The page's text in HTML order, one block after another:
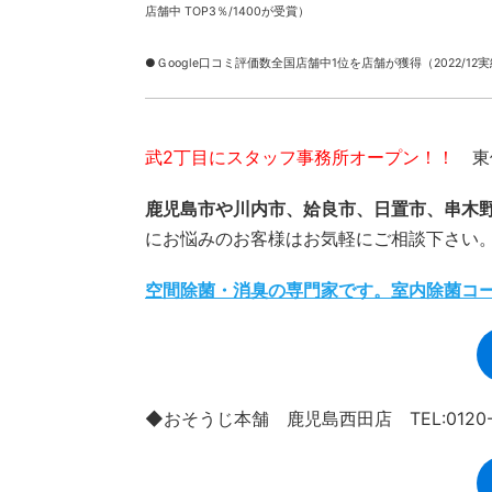
店舗中 TOP3％/1400が受賞）
●Ｇoogle口コミ評価数全国店舗中1位を店舗が獲得（2022/12実
武2丁目にスタッフ事務所オープン！！ 東
鹿児島市や川内市、姶良市、日置市、串木
にお悩みのお客様はお気軽にご相談下さい
空間除菌・消臭の専門家です。室内除菌コ
◆おそうじ本舗 鹿児島西田店